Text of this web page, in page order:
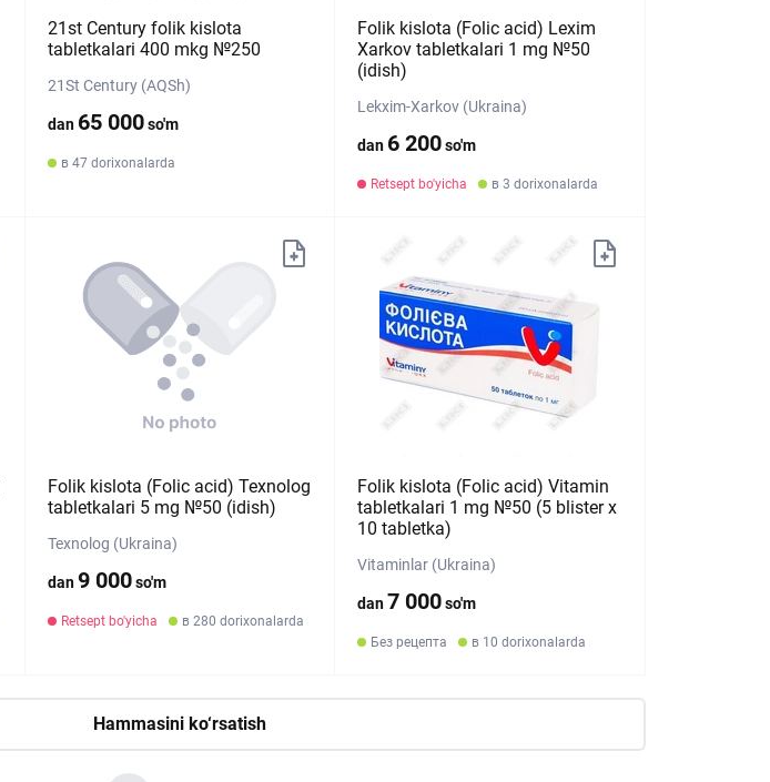
21st Century folik kislota
tabletkalari 400 mkg №250
21St Century (AQSh)
dan 65 000so'm
в 47 dorixonalarda
Folik kislota (Folic acid) Lexim
Xarkov tabletkalari 1 mg №50
(idish)
Lekxim-Xarkov (Ukraina)
dan 6 200so'm
Retsept bo'yicha в 3 dorixonalarda
Folik kislota (Folic acid) Texnolog
tabletkalari 5 mg №50 (idish)
Texnolog (Ukraina)
dan9 000so'm
Retsept bo'yicha в 280 dorixonalarda
Folik kislota (Folic acid) Vitamin
tabletkalari 1 mg №50 (5 blister х
10 tabletka)
Vitaminlar (Ukraina)
dan 7 000so'm
Без рецепта в 10 dorixonalarda
Hammasini ko‘rsatish